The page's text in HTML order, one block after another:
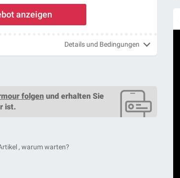
anzeigen
Details und Bedingungen
folgen und erhalten Sie
ist.
, warum warten?